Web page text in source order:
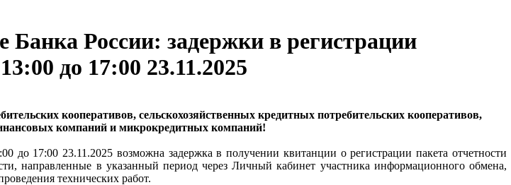
России: задержки в регистрации
до 17:00 23.11.2025
кооперативов, сельскохозяйственных кредитных потребительских кооперативов,
компаний и микрокредитных компаний!
до 17:00 23.11.2025 возможна задержка в получении квитанции о регистрации пакета отчетности
в указанный период через Личный кабинет участника информационного обмена,
технических работ.